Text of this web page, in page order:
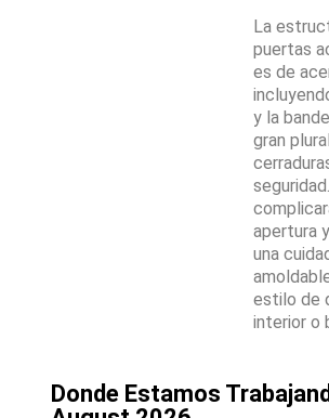
La
puertas
es de
y la
gran
apertura
una
estilo de
interior o
Donde Estamos